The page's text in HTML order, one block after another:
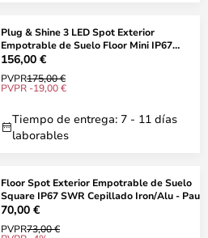
Plug & Shine 3 LED Spot Exterior
Empotrable de Suelo Floor Mini IP67
Silver - Pa
156,00 €
PVPR175,00 €
PVPR -19,00 €
Tiempo de entrega: 7 - 11 días
laborables
Floor Spot Exterior Empotrable de Suelo
Square IP67 SWR Cepillado Iron/Alu - Pau
70,00 €
PVPR73,00 €